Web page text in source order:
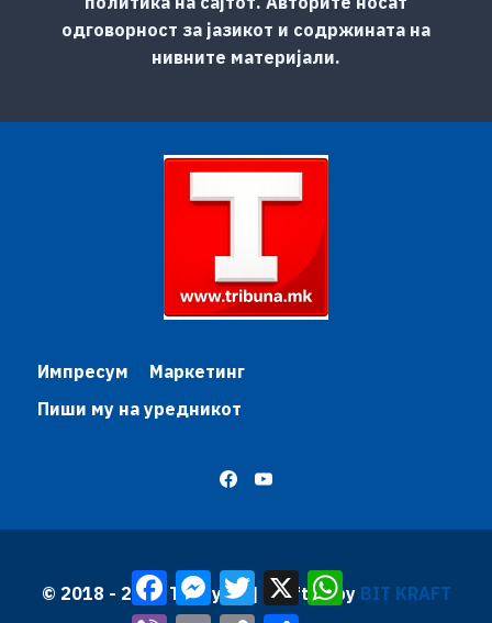
одговорност за јазикот и содржината на
нивните материјали.
Импресум
Маркетинг
Пиши му на уредникот
© 2018 - 2026 Трибуна | Krafted by BIT KRAFT
FacebookMessenger
TwitterX